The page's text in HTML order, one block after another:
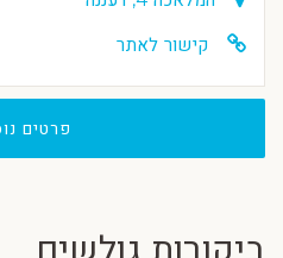
קישור לאתר
פרטים
ביקורות גולשים